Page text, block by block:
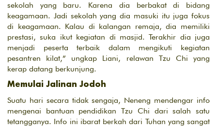
sekolah yang baru. Karena dia berbakat di bidang
keagamaan. Jadi sekolah yang dia masuki itu juga fokus
di keagamaan. Kalau di kalangan remaja, dia memiliki
prestasi, suka ikut kegiatan di masjid. Terakhir dia juga
menjadi peserta terbaik dalam mengikuti kegiatan
pesantren kilat,” ungkap Liani, relawan Tzu Chi yang
kerap datang berkunjung.
Memulai Jalinan Jodoh
Suatu hari secara tidak sengaja, Neneng mendengar info
mengenai bantuan pendidikan Tzu Chi dari salah satu
tetangganya. Info ini ibarat berkah dari Tuhan yang sangat